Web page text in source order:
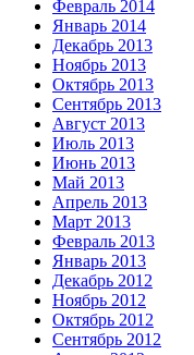
Февраль 2014
Январь 2014
Декабрь 2013
Ноябрь 2013
Октябрь 2013
Сентябрь 2013
Август 2013
Июль 2013
Июнь 2013
Май 2013
Апрель 2013
Март 2013
Февраль 2013
Январь 2013
Декабрь 2012
Ноябрь 2012
Октябрь 2012
Сентябрь 2012